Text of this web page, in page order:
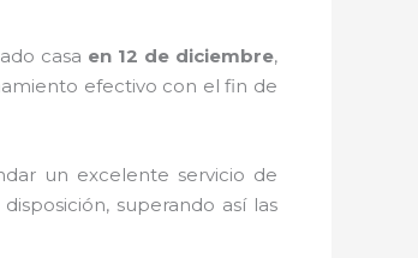
casa en 12 de diciembre,
efectivo con el fin de
un excelente servicio de
superando así las